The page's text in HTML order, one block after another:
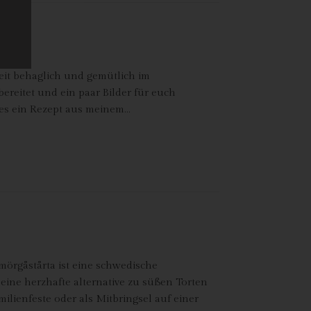
behaglich und gemütlich im
und ein paar Bilder für euch
ein Rezept aus meinem…
ist eine schwedische
herzhafte alternative zu süßen Torten
oder als Mitbringsel auf einer